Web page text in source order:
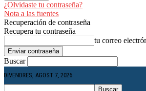
¿Olvidaste tu contraseña?
Nota a las fuentes
Recuperación de contraseña
Recupera tu contraseña
tu correo
Buscar
DIVENDRES, AGOST 7, 2026